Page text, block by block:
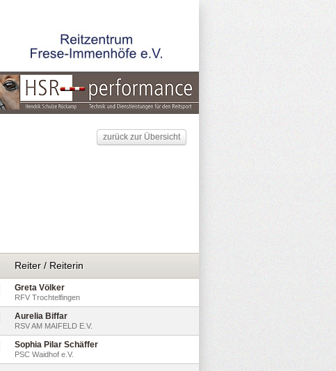
zurück zur Übersicht
Reiter / Reiterin
Greta Völker
RFV Trochtelfingen
Aurelia Biffar
RSV AM MAIFELD E.V.
Sophia Pilar Schäffer
PSC Waidhof e.V.